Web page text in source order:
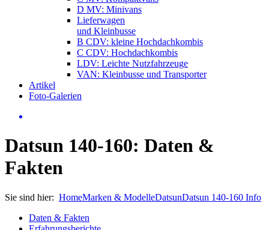
D MV: Minivans
Lieferwagen
und Kleinbusse
B CDV: kleine Hochdachkombis
C CDV: Hochdachkombis
LDV: Leichte Nutzfahrzeuge
VAN: Kleinbusse und Transporter
Artikel
Foto-Galerien
Datsun 140-160: Daten &
Fakten
Sie sind hier: HomeMarken & ModelleDatsunDatsun 140-160 Info
Daten & Fakten